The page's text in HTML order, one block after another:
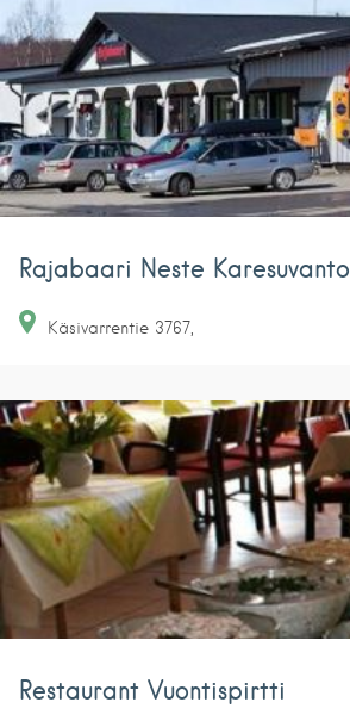
Rajabaari Neste Karesuvanto
Käsivarrentie 3767
Restaurant Vuontispirtti